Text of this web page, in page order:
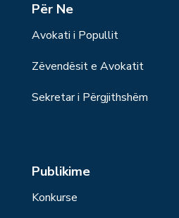
Për Ne
Avokati i Popullit
Zëvendësit e Avokatit
Sekretar i Përgjithshëm
Publikime
Konkurse